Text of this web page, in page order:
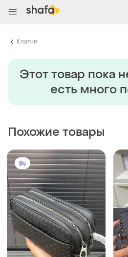
Клатчи
Этот товар пока
есть много
Похожие товары